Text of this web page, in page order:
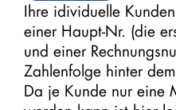
Ihre idividuelle
einer Haupt-Nr. (die
und einer
Zahlenfolge hinter
Da je Kunde nur eine